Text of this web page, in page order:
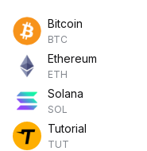
Bitcoin
BTC
Ethereum
ETH
Solana
SOL
Tutorial
TUT